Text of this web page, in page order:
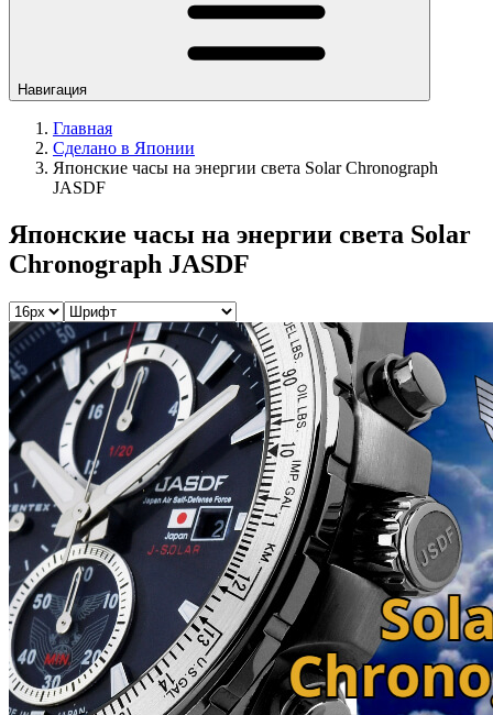
Навигация
Главная
Сделано в Японии
Японские часы на энергии света Solar Chronograph
JASDF
Японские часы на энергии света Solar
Chronograph JASDF